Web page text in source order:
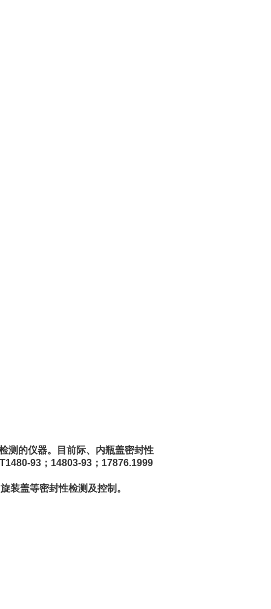
测的仪器。目前际、内瓶盖密封性
93；14803-93；17876.1999
装盖等密封性检测及控制。